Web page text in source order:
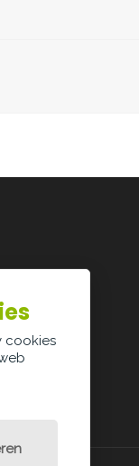
cookies